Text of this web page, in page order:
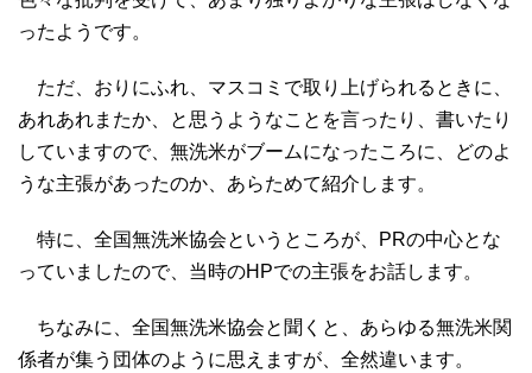
ったようです。
ただ、おりにふれ、マスコミで取り上げられるときに、
あれあれまたか、と思うようなことを言ったり、書いたり
していますので、無洗米がブームになったころに、どのよ
うな主張があったのか、あらためて紹介します。
特に、全国無洗米協会というところが、PRの中心とな
っていましたので、当時のHPでの主張をお話します。
ちなみに、全国無洗米協会と聞くと、あらゆる無洗米関
係者が集う団体のように思えますが、全然違います。